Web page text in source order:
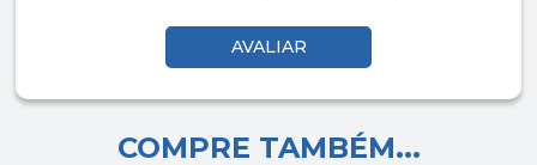
COMPRE TAMBÉM...